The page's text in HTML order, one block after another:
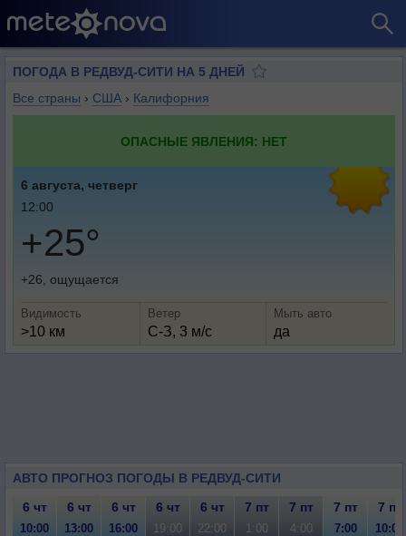
ПОГОДА В РЕДВУД-СИТИ НА 5 ДНЕЙ
Все страны › США › Калифорния
ОПАСНЫЕ ЯВЛЕНИЯ: НЕТ
6 августа, четверг
12:00
+25°
+26, ощущается
Видимость
>10 км
Ветер
С-З, 3 м/с
Мыть авто
да
АВТО ПРОГНОЗ ПОГОДЫ В РЕДВУД-СИТИ
6 чт 6 чт 6 чт 6 чт 6 чт 7 пт 7 пт 7 пт 7 пт
10:00 13:00 16:00 19:00 22:00 1:00 4:00 7:00 10:00